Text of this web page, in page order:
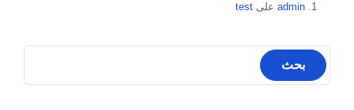
admin على test